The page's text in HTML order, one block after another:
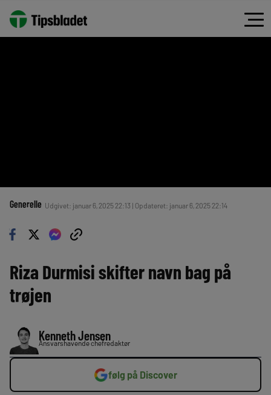
Generelle Udgivet: januar 6, 2025 22:13 | Opdateret: januar 6, 2025 22:14
Riza Durmisi skifter navn bag på
trøjen
Kenneth Jensen
Ansvarshavende chefredaktør
følg på Discover